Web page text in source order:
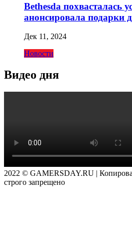
Bethesda похвасталась
анонсировала подарки
Дек 11, 2024
Новости
Видео дня
2022 © GAMERSDAY.RU |
строго запрещено